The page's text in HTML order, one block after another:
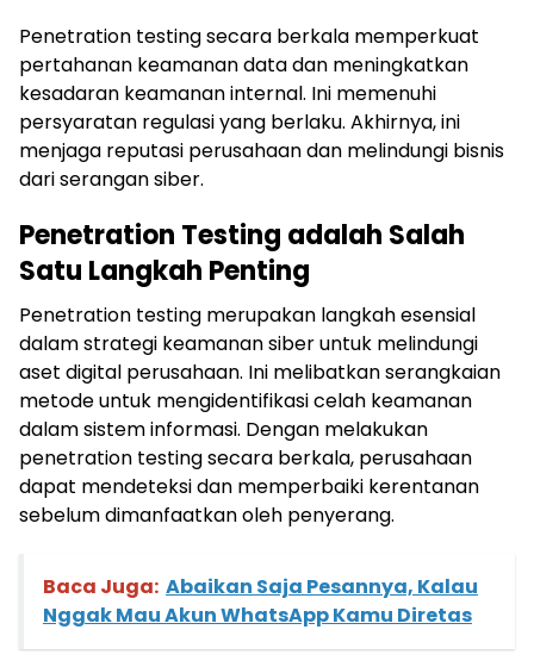
Penetration testing secara berkala memperkuat
pertahanan keamanan data dan meningkatkan
kesadaran keamanan internal. Ini memenuhi
persyaratan regulasi yang berlaku. Akhirnya, ini
menjaga reputasi perusahaan dan melindungi bisnis
dari serangan siber.
Penetration Testing adalah Salah
Satu Langkah Penting
Penetration testing merupakan langkah esensial
dalam strategi keamanan siber untuk melindungi
aset digital perusahaan. Ini melibatkan serangkaian
metode untuk mengidentifikasi celah keamanan
dalam sistem informasi. Dengan melakukan
penetration testing secara berkala, perusahaan
dapat mendeteksi dan memperbaiki kerentanan
sebelum dimanfaatkan oleh penyerang.
Baca Juga: Abaikan Saja Pesannya, Kalau
Nggak Mau Akun WhatsApp Kamu Diretas